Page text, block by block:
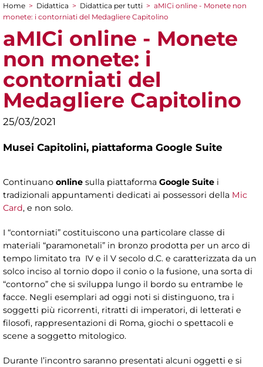
Tu sei qui
Home > Didattica > Didattica per tutti > aMICi online - Monete non
monete: i contorniati del Medagliere Capitolino
aMICi online - Monete
non monete: i
contorniati del
Medagliere Capitolino
25/03/2021
Musei Capitolini, piattaforma Google Suite
Continuano online sulla piattaforma Google Suite i
tradizionali appuntamenti dedicati ai possessori della Mic
Card, e non solo.
I “contorniati” costituiscono una particolare classe di
materiali “paramonetali” in bronzo prodotta per un arco di
tempo limitato tra IV e il V secolo d.C. e caratterizzata da un
solco inciso al tornio dopo il conio o la fusione, una sorta di
“contorno” che si sviluppa lungo il bordo su entrambe le
facce. Negli esemplari ad oggi noti si distinguono, tra i
soggetti più ricorrenti, ritratti di imperatori, di letterati e
filosofi, rappresentazioni di Roma, giochi o spettacoli e
scene a soggetto mitologico.
Durante l’incontro saranno presentati alcuni oggetti e si